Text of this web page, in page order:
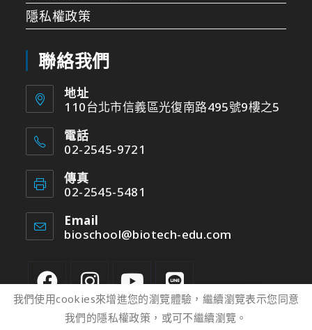
隱私權政策
聯絡我們
地址
110台北市信義區光復南路495號9樓之5
電話
02-2545-9721
傳真
02-2545-5481
Email
bioschool@biotech-edu.com
我們使用cookies來增進您的瀏覽體驗，繼續瀏覽表示您同意
我們的隱私權政策，或可不繼續瀏覽。